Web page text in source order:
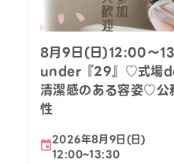
8月9日(日)12:00〜
under『29』♡式場
清潔感のある容姿♡
性
2026年8月9日(日)
12:00~13:30